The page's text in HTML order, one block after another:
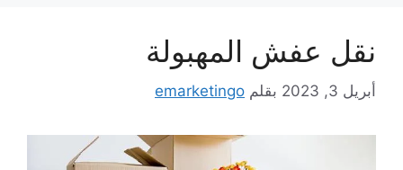
نقل عفش المهبولة
أبريل 3, 2023 بقلم emarketingo